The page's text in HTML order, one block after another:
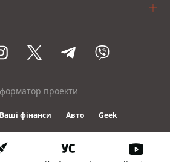
проекти
Ваші фінанси Авто Geek
2026 Informator